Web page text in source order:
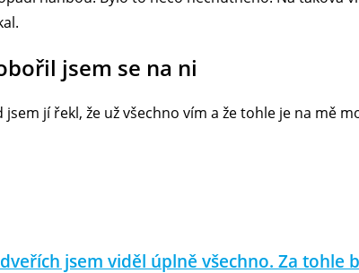
jsem se na ni
jí řekl, že už všechno vím a že tohle je na mě
jsem viděl úplně všechno. Za tohle